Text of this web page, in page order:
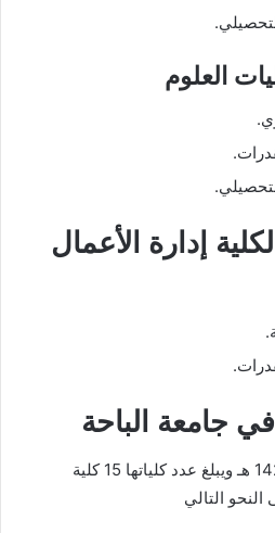
العلوم
إدارة الأعمال
جامعة الباحة
تأسست جامعة الباحة عام 1426 هـ ويبلغ عدد كلياتها 15 كلية
التالي